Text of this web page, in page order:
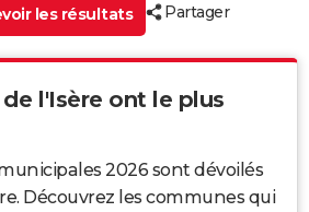
les résultats
Partager
l'Isère ont le plus
2026 sont dévoilés
Découvrez les communes qui